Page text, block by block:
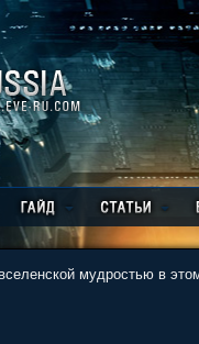
мудростью в